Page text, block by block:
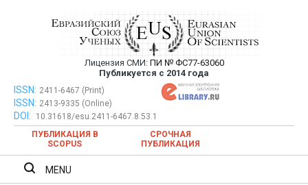
Евразийский Союз Ученых —
публикация научных статей в
ежемесячном научном журнале
Лицензия СМИ: ПИ № ФС77-63060
Публикуется с 2014 года
Евразийский Союз Ученых — публикация научных статей в
ежемесячном научном журнале
ISSN: 2411-6467 (Print)
ISSN: 2413-9335 (Online)
DOI:
10.31618/esu.2411-6467.8.53.1
ПУБЛИКАЦИЯ В
SCOPUS
СРОЧНАЯ
ПУБЛИКАЦИЯ
MENU